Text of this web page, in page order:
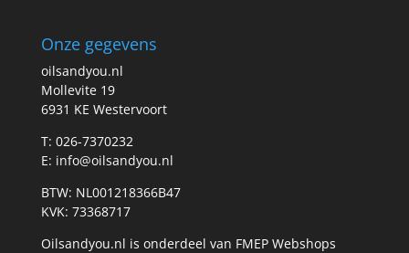
Onze gegevens
oilsandyou.nl
Mollevite 19
6931 KE Westervoort
T: 026-7370232
E: info@oilsandyou.nl
BTW: NL001218366B47
KVK: 73368717
Oilsandyou.nl is onderdeel van FMEP Webshops